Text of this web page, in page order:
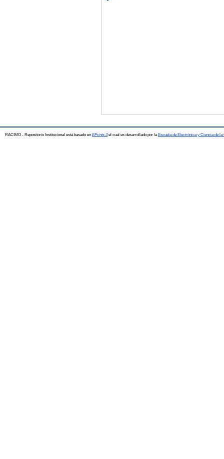
RACIMO - Repositorio Institucional está basado en EPrints 3el cual es desarrollado por la Escuela de Electrónica y Ciencia de la